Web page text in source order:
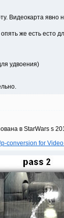
Видеокарта явно
же есть есто
удвоения)
в StarWars s
conversion for